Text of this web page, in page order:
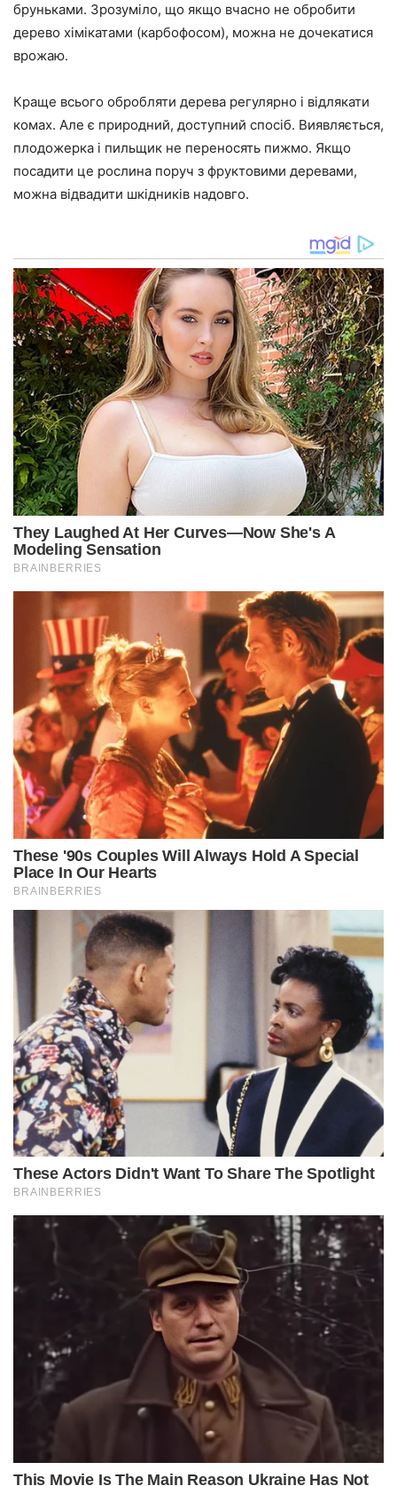
бруньками. Зрозуміло, що якщо вчасно не обробити
дерево хімікатами (карбофосом), можна не дочекатися
врожаю.
Краще всього обробляти дерева регулярно і відлякати
комах. Але є природний, доступний спосіб. Виявляється,
плодожерка і пильщик не переносять пижмо. Якщо
посадити це рослина поруч з фруктовими деревами,
можна відвадити шкідників надовго.